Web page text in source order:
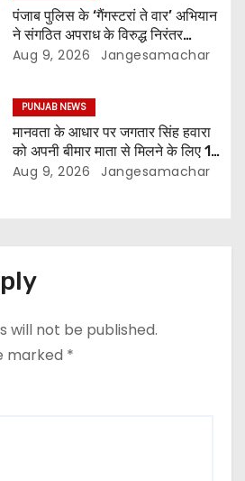
पंजाब पुलिस के ‘गैंगस्टरां ते वार’ अभियान
ने संगठित अपराध के विरुद्ध निरंतर
कार्रवाई के 200 दिन पूरे किए ; 1.09
Aug 9, 2026 Jangesamachar
PUNJAB NEWS
मानवता के आधार पर जगतार सिंह हवारा
को अपनी बीमार माता से मिलने के लिए 10
दिन की पैरोल दी जानी चाहिए- मुख्यमंत्री
Aug 9, 2026 Jangesamachar
will not be published.
marked *